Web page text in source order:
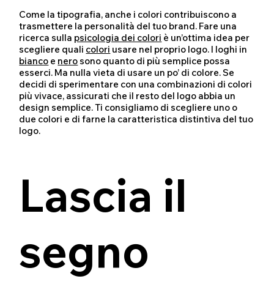
Come la tipografia, anche i colori contribuiscono a
trasmettere la personalità del tuo brand. Fare una
ricerca sulla psicologia dei colori è un’ottima idea per
scegliere quali colori usare nel proprio logo. I loghi in
bianco e nerosono quanto di più semplice possa
esserci. Ma nulla vieta di usare un po’ di colore. Se
decidi di sperimentare con una combinazioni di colori
più vivace, assicurati che il resto del logo abbia un
design semplice. Ti consigliamo di scegliere uno o
due colori e di farne la caratteristica distintiva del tuo
logo.
Lascia il
segno